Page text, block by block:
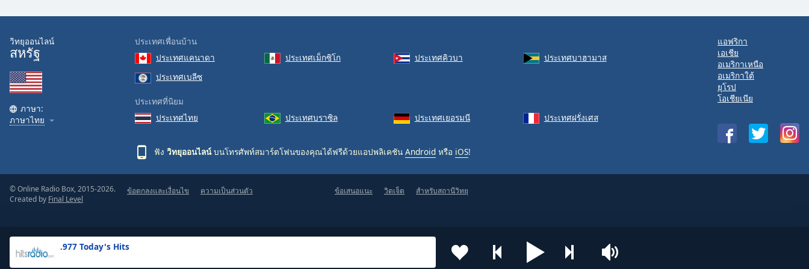
Text
Opacity
Background
.977 Today's Hits
วิทยุออนไลน์
สหรัฐ
ภาษา:
ภาษาไทย
ประเทศเพื่อนบ้าน
ประเทศแคนาดา
ประเทศเม็กซิโก ประเทศคิวบา
ประเทศบาฮามาส
ประเทศเบลีซ
ประเทศที่นิยม
ประเทศไทย
ประเทศบราซิล ประเทศเยอรมนี ประเทศฝรั่งเศส
ฟัง วิทยุออนไลน์บนโทรศัพท์สมาร์ตโฟนของคุณได้ฟรีด้วยแอปพลิเคชัน Android หรือ iOS!
แอฟริกา
เอเชีย
อเมริกาเหนือ
อเมริกาใต้
ยุโรป
โอเชียเนีย
© Online Radio Box, 2015-2026.
Created by Final Level
ข้อตกลงและเงื่อนไข ความเป็นส่วนตัว ข้อเสนอแนะ วิดเจ็ต สำหรับสถานีวิทยุ